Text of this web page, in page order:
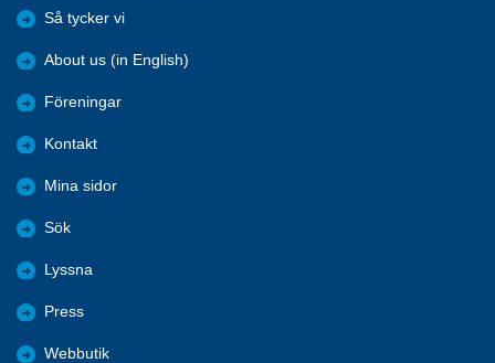
Så tycker vi
About us (in English)
Föreningar
Kontakt
Mina sidor
Sök
Lyssna
Press
Webbutik